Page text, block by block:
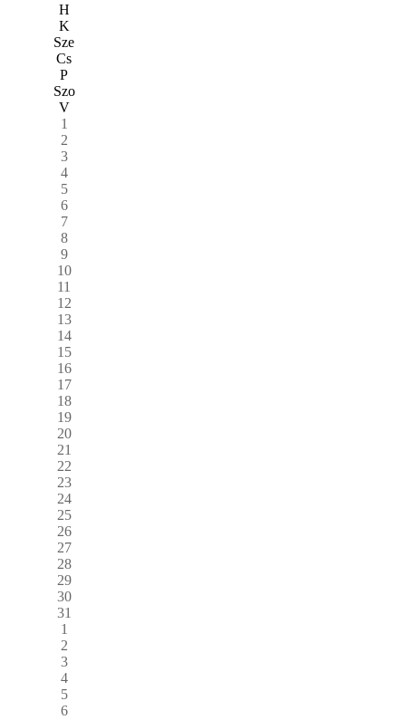
H
K
Sze
Cs
P
Szo
V
1
2
3
4
5
6
7
8
9
10
11
12
13
14
15
16
17
18
19
20
21
22
23
24
25
26
27
28
29
30
31
1
2
3
4
5
6